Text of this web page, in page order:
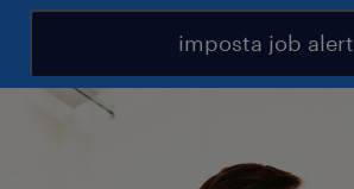
imposta job alert